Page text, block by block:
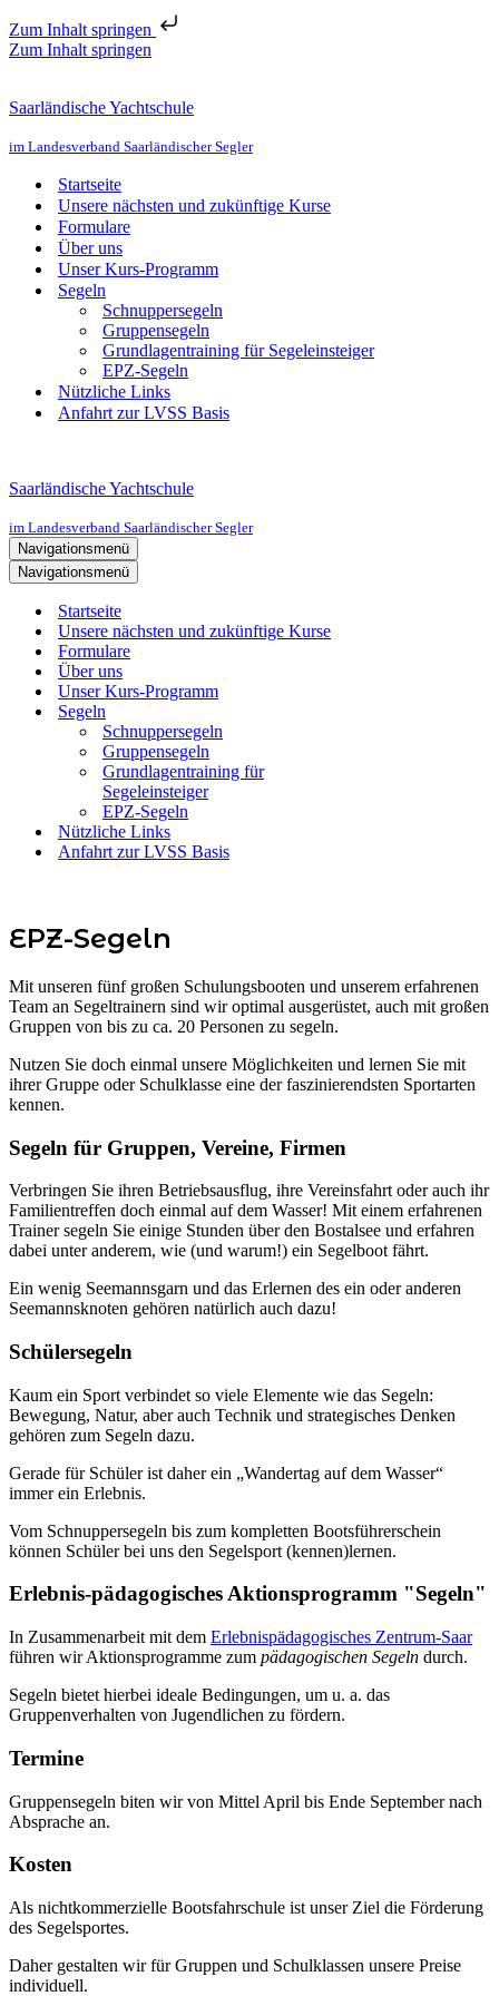
Zum Inhalt springen
Zum Inhalt springen
Saarländische Yachtschule
im Landesverband Saarländischer Segler
Startseite
Unsere nächsten und zukünftige Kurse
Formulare
Über uns
Unser Kurs-Programm
Segeln
Schnuppersegeln
Gruppensegeln
Grundlagentraining für Segeleinsteiger
EPZ-Segeln
Nützliche Links
Anfahrt zur LVSS Basis
Saarländische Yachtschule
im Landesverband Saarländischer Segler
Navigationsmenü
Navigationsmenü
Startseite
Unsere nächsten und zukünftige Kurse
Formulare
Über uns
Unser Kurs-Programm
Segeln
Schnuppersegeln
Gruppensegeln
Grundlagentraining für
Segeleinsteiger
EPZ-Segeln
Nützliche Links
Anfahrt zur LVSS Basis
EPZ-Segeln
Mit unseren fünf großen Schulungsbooten und unserem erfahrenen
Team an Segeltrainern sind wir optimal ausgerüstet, auch mit großen
Gruppen von bis zu ca. 20 Personen zu segeln.
Nutzen Sie doch einmal unsere Möglichkeiten und lernen Sie mit
ihrer Gruppe oder Schulklasse eine der faszinierendsten Sportarten
kennen.
Segeln für Gruppen, Vereine, Firmen
Verbringen Sie ihren Betriebsausflug, ihre Vereinsfahrt oder auch ihr
Familientreffen doch einmal auf dem Wasser! Mit einem erfahrenen
Trainer segeln Sie einige Stunden über den Bostalsee und erfahren
dabei unter anderem, wie (und warum!) ein Segelboot fährt.
Ein wenig Seemannsgarn und das Erlernen des ein oder anderen
Seemannsknoten gehören natürlich auch dazu!
Schülersegeln
Kaum ein Sport verbindet so viele Elemente wie das Segeln:
Bewegung, Natur, aber auch Technik und strategisches Denken
gehören zum Segeln dazu.
Gerade für Schüler ist daher ein „Wandertag auf dem Wasser“
immer ein Erlebnis.
Vom Schnuppersegeln bis zum kompletten Bootsführerschein
können Schüler bei uns den Segelsport (kennen)lernen.
Erlebnis-pädagogisches Aktionsprogramm "Segeln"
In Zusammenarbeit mit dem Erlebnispädagogisches Zentrum-Saar
führen wir Aktionsprogramme zum pädagogischen Segeln durch.
Segeln bietet hierbei ideale Bedingungen, um u. a. das
Gruppenverhalten von Jugendlichen zu fördern.
Termine
Gruppensegeln biten wir von Mittel April bis Ende September nach
Absprache an.
Kosten
Als nichtkommerzielle Bootsfahrschule ist unser Ziel die Förderung
des Segelsportes.
Daher gestalten wir für Gruppen und Schulklassen unsere Preise
individuell.